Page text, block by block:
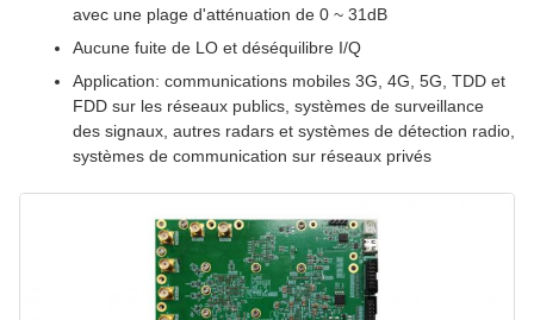
avec une plage d'atténuation de 0 ~ 31dB
Aucune fuite de LO et déséquilibre I/Q
Application: communications mobiles 3G, 4G, 5G, TDD et
FDD sur les réseaux publics, systèmes de surveillance
des signaux, autres radars et systèmes de détection radio,
systèmes de communication sur réseaux privés